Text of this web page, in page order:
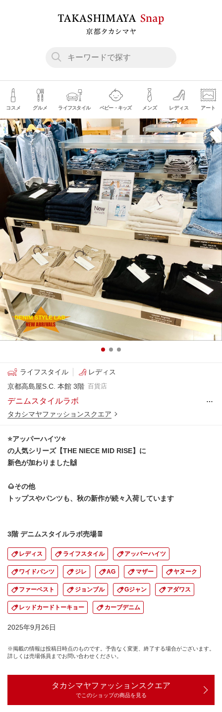
コスメ グルメ ライフスタイル ベビー・キッズ メンズ レディス アート
ライフスタイル
レディス
京都高島屋S.C. 本館 3階 百貨店
デニムスタイルラボ
…
タカシマヤファッションスクエア
⭐️アッパーハイツ⭐️
の人気シリーズ【THE NIECE MID RISE】に
新色が加わりました🙌
🌰その他
トップスやパンツも、秋の新作が続々入荷しています
3階 デニムスタイルラボ売場👖
レディス ライフスタイル アッパーハイツ
ワイドパンツ ジレ AG マザー ヤヌーク
ファーベスト ジョンブル Gジャン アダワス
レッドカードトーキョー カーブデニム
2025年9月26日
※掲載の情報は投稿日時点のものです。予告なく変更、終了する場合がございます。
詳しくは売場係員までお問い合わせください。
タカシマヤファッションスクエア
でこのショップの商品を見る